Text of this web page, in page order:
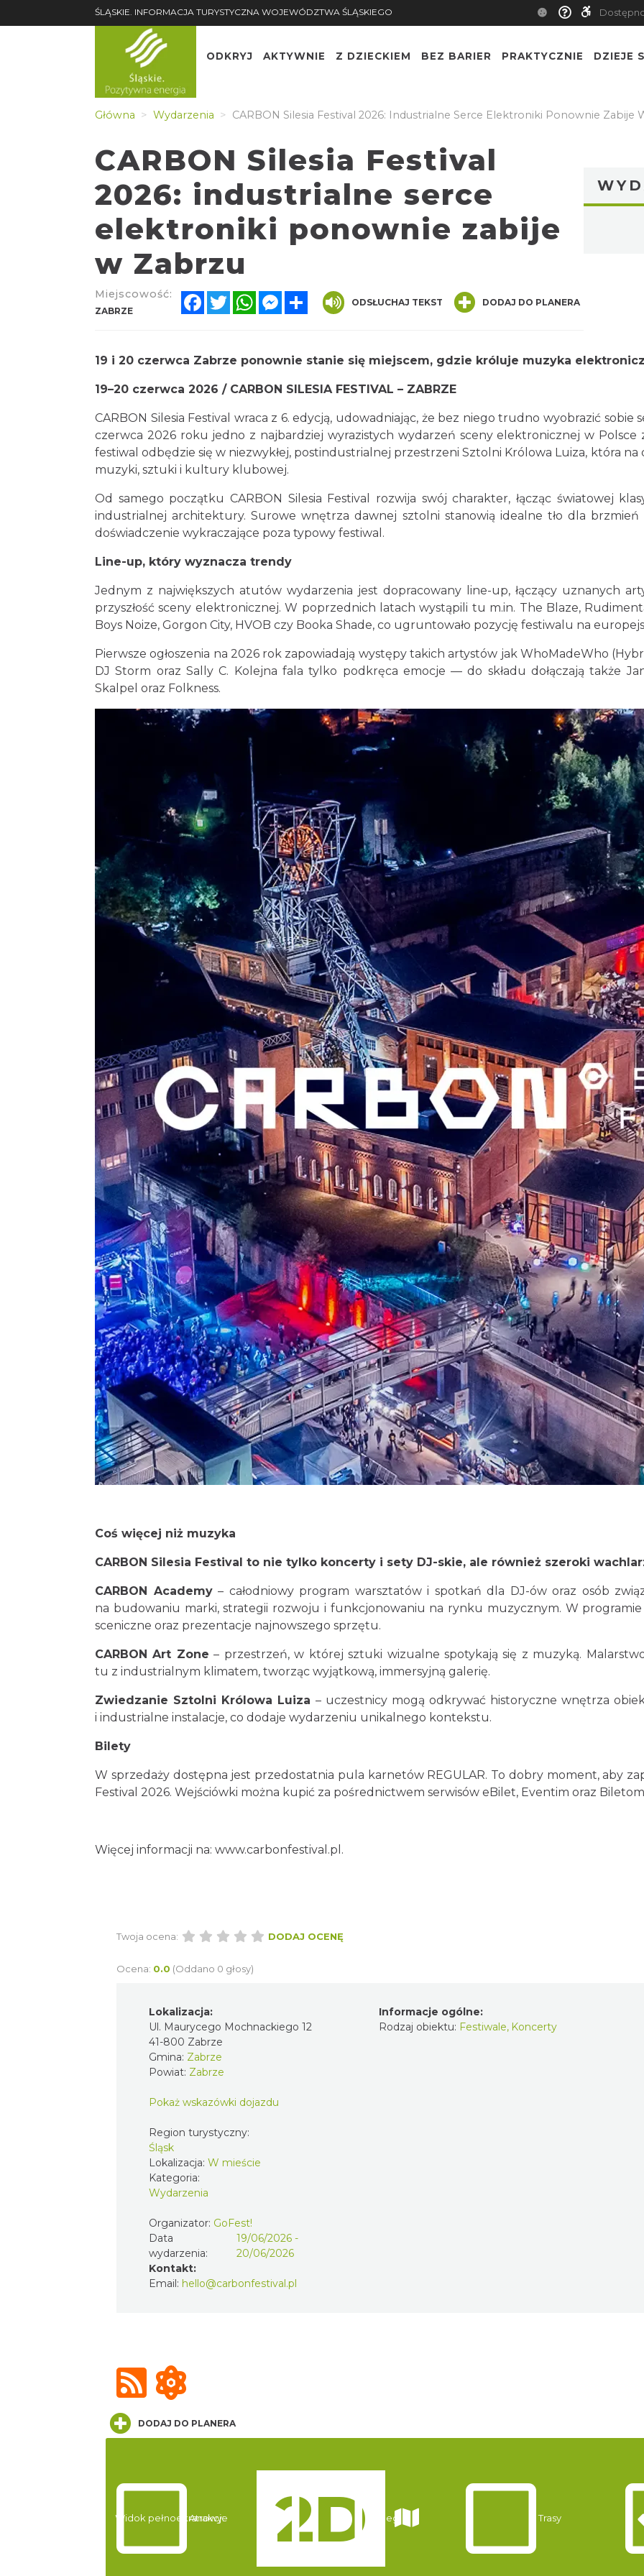
ŚLĄSKIE. INFORMACJA TURYSTYCZNA WOJEWÓDZTWA ŚLĄSKIEGO
ODKRYJ AKTYWNIE Z DZIECKIEM BEZ BARIER PRAKTYCZNIE DZIEJE
Główna Wydarzenia CARBON Silesia Festival 2026: Industrialne Serce Elektroniki Ponownie Zabije
CARBON Silesia Festival
2026: industrialne serce
elektroniki ponownie zabije
w Zabrzu
Miejscowość:
ZABRZE
FacebookTwitterWhatsAppMessenger
Share ODSŁUCHAJ TEKST DODAJ DO PLANERA
19 i 20 czerwca Zabrze ponownie stanie się miejscem, gdzie króluje muzyka
19–20 czerwca 2026 / CARBON SILESIA FESTIVAL – ZABRZE
CARBON Silesia Festival wraca z 6. edycją, udowadniając, że bez niego trudno wyobrazić sobie
czerwca 2026 roku jedno z najbardziej wyrazistych wydarzeń sceny elektronicznej w Polsce
festiwal odbędzie się w niezwykłej, postindustrialnej przestrzeni Sztolni Królowa Luiza, która
muzyki, sztuki i kultury klubowej.
Od samego początku CARBON Silesia Festival rozwija swój charakter, łącząc światowej
industrialnej architektury. Surowe wnętrza dawnej sztolni stanowią idealne tło dla
doświadczenie wykraczające poza typowy festiwal.
Line-up, który wyznacza trendy
Jednym z największych atutów wydarzenia jest dopracowany line-up, łączący uznanych
przyszłość sceny elektronicznej. W poprzednich latach wystąpili tu m.in. The Blaze,
Boys Noize, Gorgon City, HVOB czy Booka Shade, co ugruntowało pozycję festiwalu na
Pierwsze ogłoszenia na 2026 rok zapowiadają występy takich artystów jak WhoMadeWho
DJ Storm oraz Sally C. Kolejna fala tylko podkręca emocje — do składu dołączają także
Skalpel oraz Folkness.
Coś więcej niż muzyka
CARBON Silesia Festival to nie tylko koncerty i sety DJ-skie, ale również szeroki
CARBON Academy– całodniowy program warsztatów i spotkań dla DJ-ów oraz osób
na budowaniu marki, strategii rozwoju i funkcjonowaniu na rynku muzycznym. W
sceniczne oraz prezentacje najnowszego sprzętu.
CARBON Art Zone – przestrzeń, w której sztuki wizualne spotykają się z muzyką.
tu z industrialnym klimatem, tworząc wyjątkową, immersyjną galerię.
Zwiedzanie Sztolni Królowa Luiza – uczestnicy mogą odkrywać historyczne wnętrza
i industrialne instalacje, co dodaje wydarzeniu unikalnego kontekstu.
Bilety
W sprzedaży dostępna jest przedostatnia pula karnetów REGULAR. To dobry moment, aby
Festival 2026. Wejściówki można kupić za pośrednictwem serwisów eBilet, Eventim oraz
Więcej informacji na: www.carbonfestival.pl .
Twoja ocena: DODAJ OCENĘ
Ocena: 0.0 (Oddano 0 głosy)
Lokalizacja:
Ul. Maurycego Mochnackiego 12
41-800 Zabrze
Gmina: Zabrze
Powiat: Zabrze
Pokaż wskazówki dojazdu
Region turystyczny:
Śląsk
Lokalizacja: W mieście
Kategoria:
Wydarzenia
Organizator: GoFest!
Data
wydarzenia:
19/06/2026 -
20/06/2026
Kontakt:
Email: hello@carbonfestival.pl
Informacje ogólne:
Rodzaj obiektu: Festiwale, Koncerty
DODAJ DO PLANERA
Widok pełnoekranowy:
Atrakcje Noclegi Trasy